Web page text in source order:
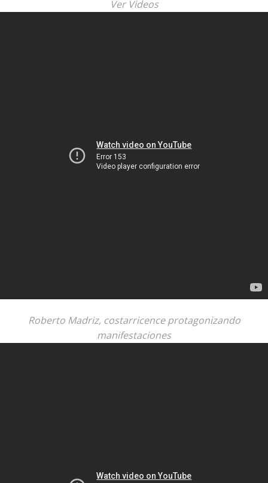
Ver Videos
Roberto Madriz, costarricence protagonizando
manifestaciones